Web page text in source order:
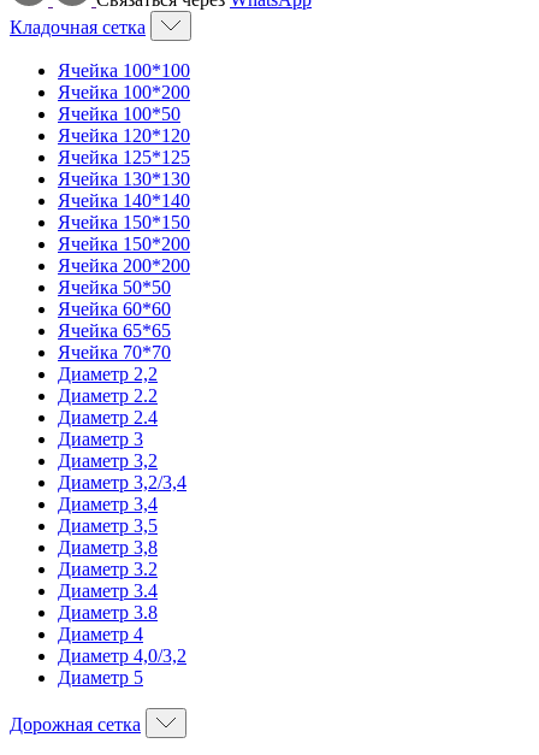
Кладочная сетка
Ячейка 100*100
Ячейка 100*200
Ячейка 100*50
Ячейка 120*120
Ячейка 125*125
Ячейка 130*130
Ячейка 140*140
Ячейка 150*150
Ячейка 150*200
Ячейка 200*200
Ячейка 50*50
Ячейка 60*60
Ячейка 65*65
Ячейка 70*70
Диаметр 2,2
Диаметр 2.2
Диаметр 2.4
Диаметр 3
Диаметр 3,2
Диаметр 3,2/3,4
Диаметр 3,4
Диаметр 3,5
Диаметр 3,8
Диаметр 3.2
Диаметр 3.4
Диаметр 3.8
Диаметр 4
Диаметр 4,0/3,2
Диаметр 5
Дорожная сетка